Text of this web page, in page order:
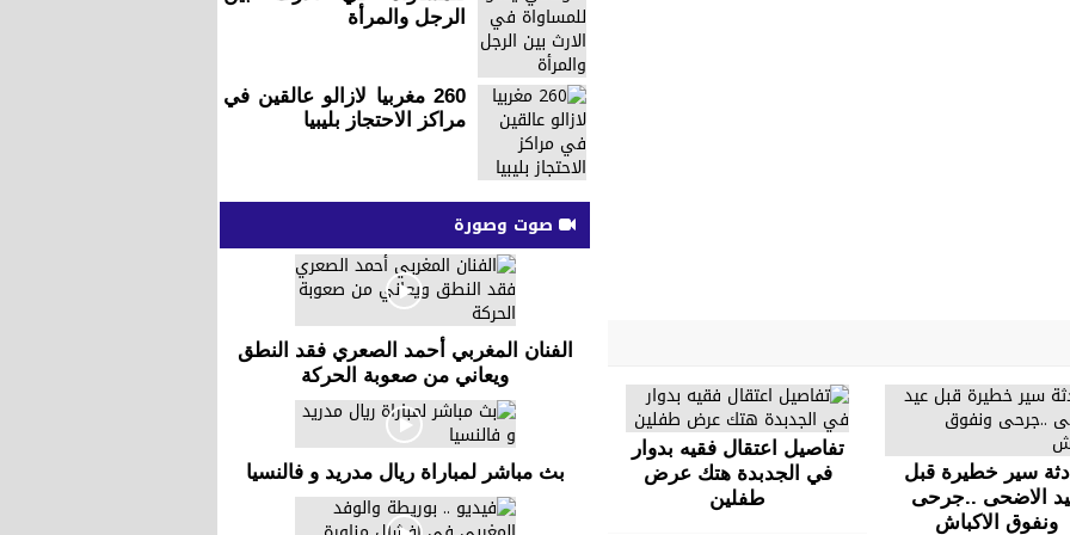
سير خطيرة قبل
الاضحى ..جرحى
ونفوق الاكباش
تفاصيل اعتقال فقيه بدوار
في الجدبدة هتك عرض
طفلين
الرجل والمرأة
260 مغربيا لازالو عالقين في
مراكز الاحتجاز بليبيا
صوت وصورة
الفنان المغربي أحمد الصعري فقد النطق
ويعاني من صعوبة الحركة
بث مباشر لمباراة ريال مدريد و فالنسيا